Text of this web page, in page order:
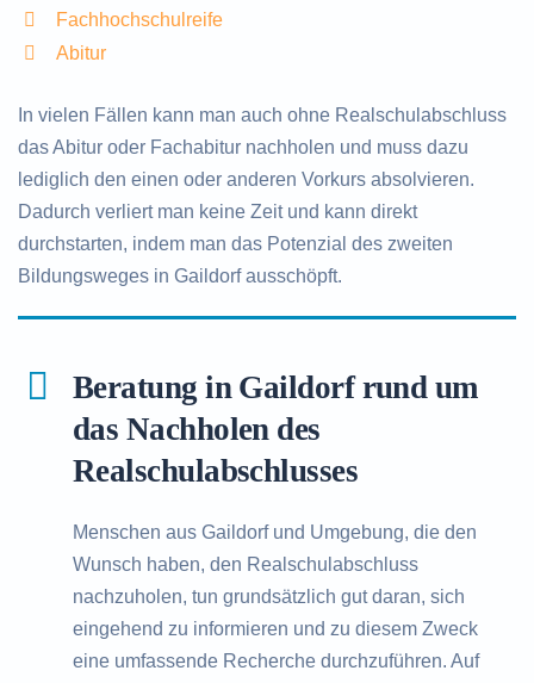
Fachhochschulreife
Abitur
In vielen Fällen kann man auch ohne Realschulabschluss
das Abitur oder Fachabitur nachholen und muss dazu
lediglich den einen oder anderen Vorkurs absolvieren.
Dadurch verliert man keine Zeit und kann direkt
durchstarten, indem man das Potenzial des zweiten
Bildungsweges in Gaildorf ausschöpft.
Beratung in Gaildorf rund um
das Nachholen des
Realschulabschlusses
Menschen aus Gaildorf und Umgebung, die den
Wunsch haben, den Realschulabschluss
nachzuholen, tun grundsätzlich gut daran, sich
eingehend zu informieren und zu diesem Zweck
eine umfassende Recherche durchzuführen. Auf